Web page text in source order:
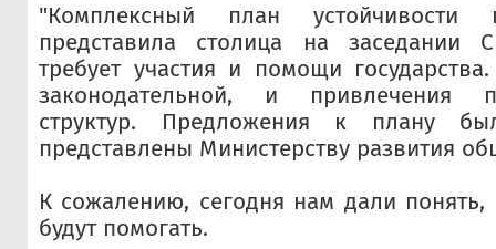
"Комплексный план устойчивости
представила столица на заседании
требует участия и помощи
законодательной, и привлечения
структур. Предложения к плану
представлены Министерству развития
К сожалению, сегодня нам дали понять,
будут помогать.